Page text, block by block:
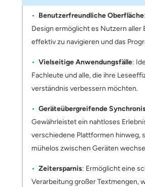
Benutzerfreundliche Oberfläche
Design ermöglicht es Nutzern aller
effektiv zu navigieren und das
Vielseitige Anwendungsfälle:
Fachleute und alle, die ihre
verständnis verbessern möchten.
Geräteübergreifende
Gewährleistet ein nahtloses
verschiedene Plattformen hinweg,
mühelos zwischen Geräten
Zeitersparnis: Ermöglicht eine
Verarbeitung großer Textmengen,